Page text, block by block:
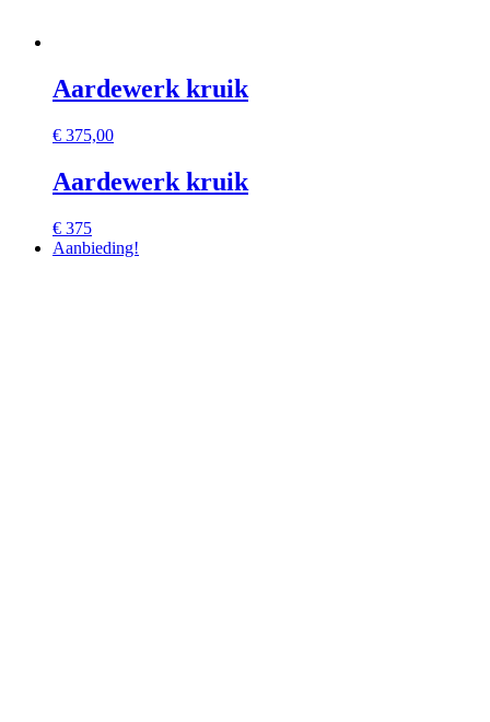
Aardewerk kruik
€ 375,00
Aardewerk kruik
€ 375
Aanbieding!